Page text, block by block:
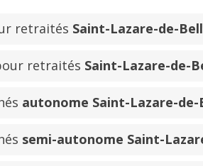
retraités Saint-Lazare-de-
retraités Saint-Lazare-de-
autonome Saint-Lazare-de-
semi-autonome Saint-